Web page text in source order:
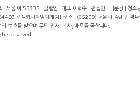
: 서울 아 53335 | 발행인 : 대표 이택수 | 편집인 : 박운성 |
주식회사데일리게임 | 주소 : (06250) 서울시 강남구
보호를 받으며 무단 전재, 복사, 배포를 금합니다.
reserved.